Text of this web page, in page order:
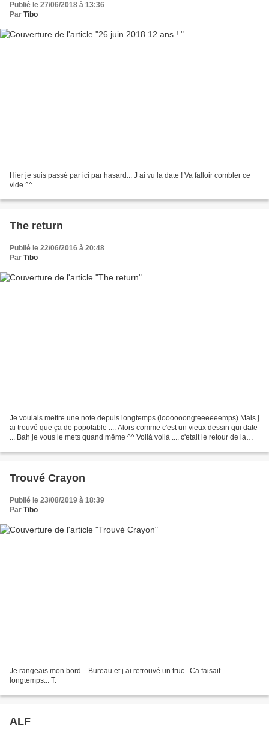
Publié le 27/06/2018 à 13:36
Par Tibo
Hier je suis passé par ici par hasard... J ai vu la date ! Va falloir combler ce
vide ^^
The return
Publié le 22/06/2016 à 20:48
Par Tibo
Je voulais mettre une note depuis longtemps (loooooongteeeeeemps) Mais j
ai trouvé que ça de popotable .... Alors comme c'est un vieux dessin qui date
... Bah je vous le mets quand même ^^ Voilà voilà .... c'etait le retour de la
Trouvé Crayon
Publié le 23/08/2019 à 18:39
Par Tibo
Je rangeais mon bord... Bureau et j ai retrouvé un truc.. Ca faisait
longtemps... T.
ALF